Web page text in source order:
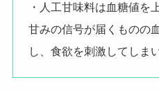
・人工甘味料は血糖値を
甘みの信号が届くものの
し、食欲を刺激してしま